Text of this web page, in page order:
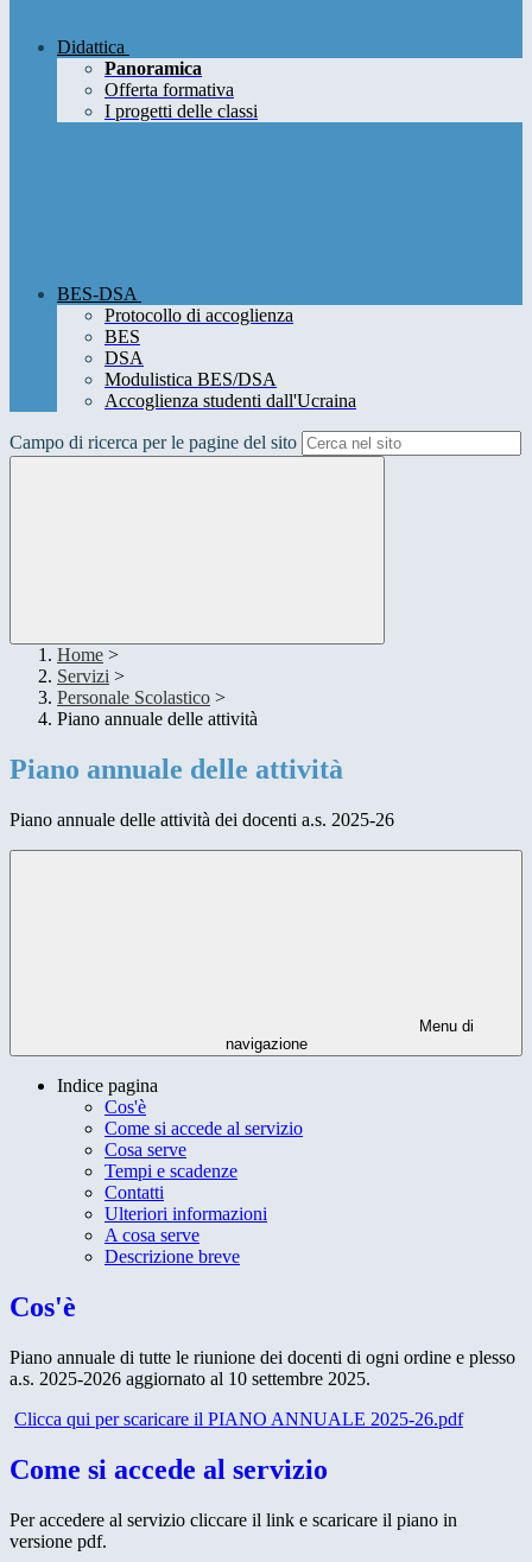
Didattica
Panoramica
Offerta formativa
I progetti delle classi
BES-DSA
Protocollo di accoglienza
BES
DSA
Modulistica BES/DSA
Accoglienza studenti dall'Ucraina
Campo di ricerca per le pagine del sito
Home >
Servizi >
Personale Scolastico >
Piano annuale delle attività
Piano annuale delle attività
Piano annuale delle attività dei docenti a.s. 2025-26
Menu di
navigazione
Indice pagina
Cos'è
Come si accede al servizio
Cosa serve
Tempi e scadenze
Contatti
Ulteriori informazioni
A cosa serve
Descrizione breve
Cos'è
Piano annuale di tutte le riunione dei docenti di ogni ordine e plesso
a.s. 2025-2026 aggiornato al 10 settembre 2025.
Clicca qui per scaricare il PIANO ANNUALE 2025-26.pdf
Come si accede al servizio
Per accedere al servizio cliccare il link e scaricare il piano in
versione pdf.